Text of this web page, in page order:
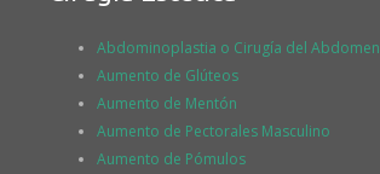
Abdominoplastia o Cirugía del Abdomen
Aumento de Glúteos
Aumento de Mentón
Aumento de Pectorales Masculino
Aumento de Pómulos